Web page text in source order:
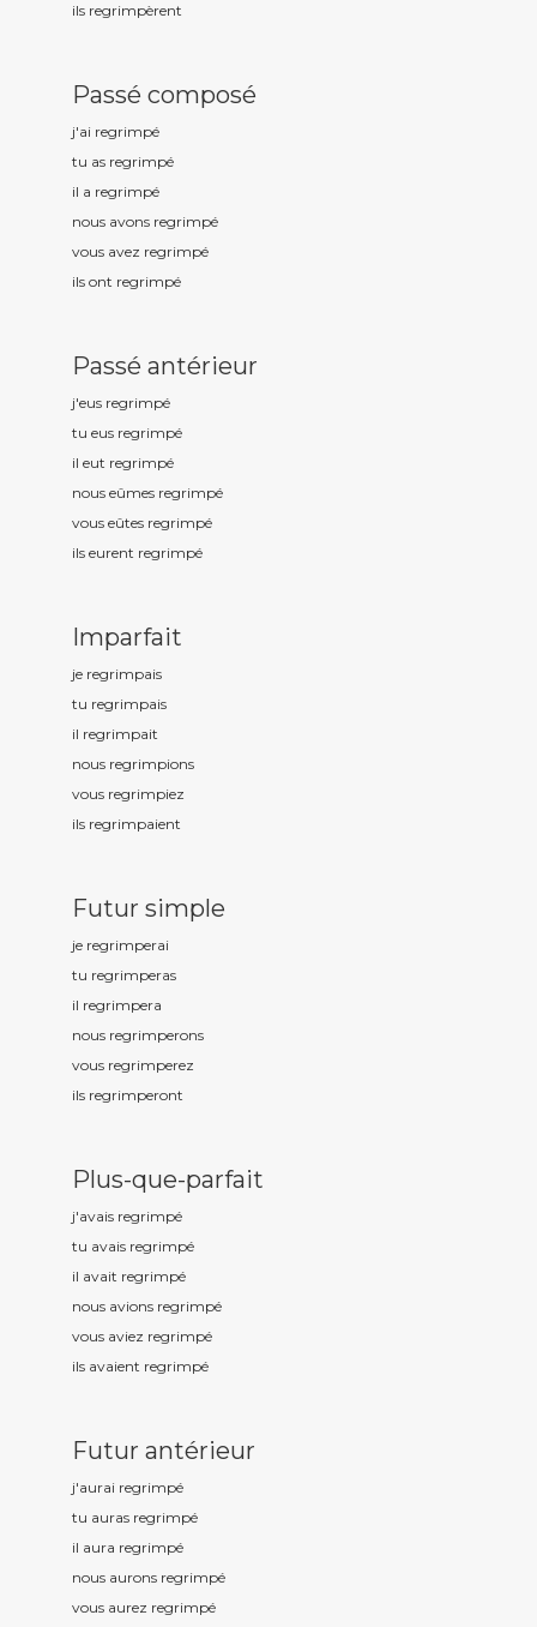
ils regrimpèrent
Passé composé
j'ai regrimpé
tu as regrimpé
il a regrimpé
nous avons regrimpé
vous avez regrimpé
ils ont regrimpé
Passé antérieur
j'eus regrimpé
tu eus regrimpé
il eut regrimpé
nous eûmes regrimpé
vous eûtes regrimpé
ils eurent regrimpé
Imparfait
je regrimpais
tu regrimpais
il regrimpait
nous regrimpions
vous regrimpiez
ils regrimpaient
Futur simple
je regrimperai
tu regrimperas
il regrimpera
nous regrimperons
vous regrimperez
ils regrimperont
Plus-que-parfait
j'avais regrimpé
tu avais regrimpé
il avait regrimpé
nous avions regrimpé
vous aviez regrimpé
ils avaient regrimpé
Futur antérieur
j'aurai regrimpé
tu auras regrimpé
il aura regrimpé
nous aurons regrimpé
vous aurez regrimpé